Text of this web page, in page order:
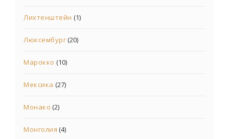
Лихтенштейн (1)
Люксембург(20)
Марокко (10)
Мексика (27)
Монако (2)
Монголия (4)